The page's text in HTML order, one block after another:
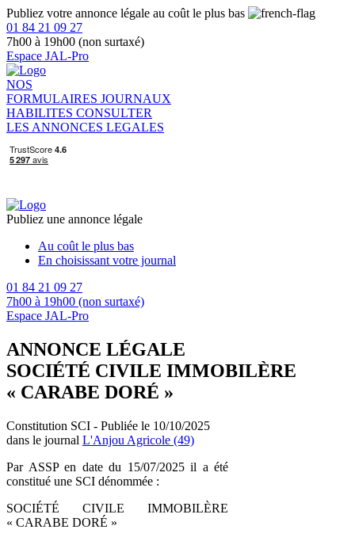
Publiez votre annonce légale au coût le plus bas
01 84 21 09 27
7h00 à 19h00 (non surtaxé)
Espace JAL-Pro
NOS
FORMULAIRES JOURNAUX
HABILITES CONSULTER
LES ANNONCES LEGALES
Publiez une annonce légale
Au coût le plus bas
En choisissant votre journal
01 84 21 09 27
7h00 à 19h00 (non surtaxé)
Espace JAL-Pro
ANNONCE LÉGALE
SOCIÉTÉ CIVILE IMMOBILÈRE
« CARABE DORÉ »
Constitution SCI - Publiée le 10/10/2025
dans le journal L'Anjou Agricole (49)
Par ASSP en date du 15/07/2025 il a été
constitué une SCI dénommée :
SOCIÉTÉ CIVILE IMMOBILÈRE
« CARABE DORÉ »